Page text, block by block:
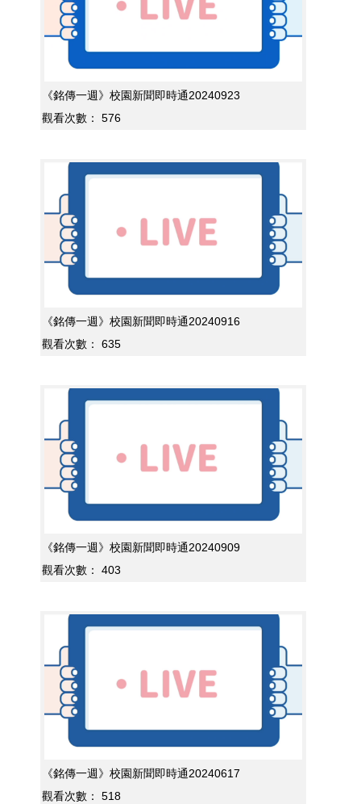
《銘傳一週》校園新聞即時通20240923
觀看次數：
576
《銘傳一週》校園新聞即時通20240916
觀看次數：
635
《銘傳一週》校園新聞即時通20240909
觀看次數：
403
《銘傳一週》校園新聞即時通20240617
觀看次數：
518